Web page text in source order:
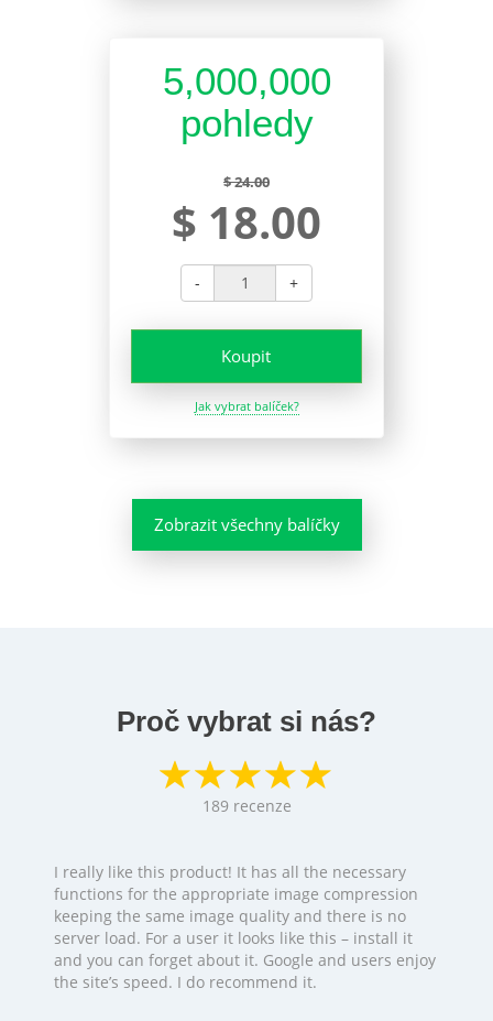
5,000,000
pohledy
$ 24.00
$ 18.00
- +
Koupit
Jak vybrat balíček?
Zobrazit všechny balíčky
Proč vybrat si nás?
189 recenze
I really like this product! It has all the necessary
functions for the appropriate image compression
keeping the same image quality and there is no
server load. For a user it looks like this – install it
and you can forget about it. Google and users enjoy
the site’s speed. I do recommend it.